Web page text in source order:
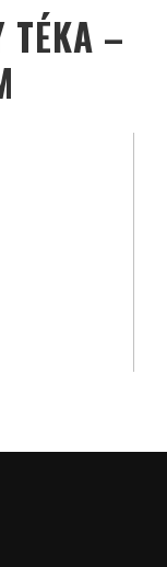
TÉKA –